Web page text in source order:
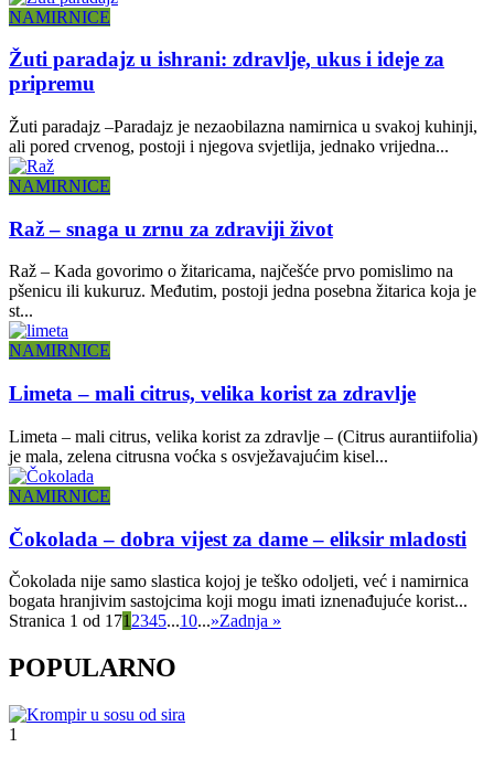
NAMIRNICE
Žuti paradajz u ishrani: zdravlje, ukus i ideje za
pripremu
Žuti paradajz –Paradajz je nezaobilazna namirnica u svakoj kuhinji,
ali pored crvenog, postoji i njegova svjetlija, jednako vrijedna...
NAMIRNICE
Raž – snaga u zrnu za zdraviji život
Raž – Kada govorimo o žitaricama, najčešće prvo pomislimo na
pšenicu ili kukuruz. Međutim, postoji jedna posebna žitarica koja je
st...
NAMIRNICE
Limeta – mali citrus, velika korist za zdravlje
Limeta – mali citrus, velika korist za zdravlje – (Citrus aurantiifolia)
je mala, zelena citrusna voćka s osvježavajućim kisel...
NAMIRNICE
Čokolada – dobra vijest za dame – eliksir mladosti
Čokolada nije samo slastica kojoj je teško odoljeti, već i namirnica
bogata hranjivim sastojcima koji mogu imati iznenađujuće korist...
Stranica 1 od 171 2345...10...»Zadnja »
POPULARNO
1